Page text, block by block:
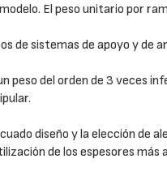
El peso unitario por
de sistemas de apoyo y de
peso del orden de 3 veces
diseño y la elección de
de los espesores